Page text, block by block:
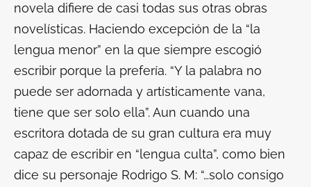
novela difiere de casi todas sus otras obras
novelísticas. Haciendo excepción de la “la
lengua menor” en la que siempre escogió
escribir porque la prefería. “Y la palabra no
puede ser adornada y artísticamente vana,
tiene que ser solo ella”. Aun cuando una
escritora dotada de su gran cultura era muy
capaz de escribir en “lengua culta”, como bien
dice su personaje Rodrigo S. M: “…solo consigo